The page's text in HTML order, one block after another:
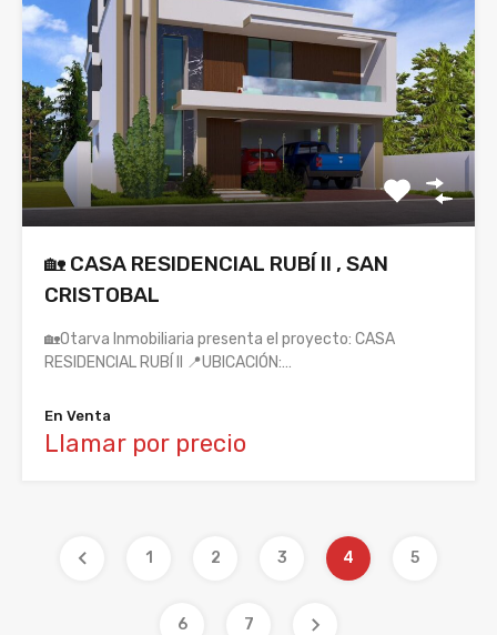
🏡 CASA RESIDENCIAL RUBÍ II , SAN
CRISTOBAL
🏡Otarva Inmobiliaria presenta el proyecto: CASA
RESIDENCIAL RUBÍ II 📍UBICACIÓN:…
En Venta
Llamar por precio
1 2 3 4 5
6 7